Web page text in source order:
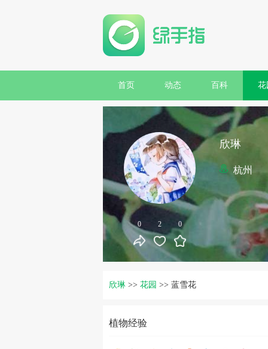
首页 动态 百科 花
0 2 0
欣琳
杭州
欣琳 >> 花园 >> 蓝雪花
植物经验